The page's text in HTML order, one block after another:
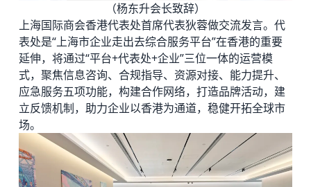
（杨东升会长致辞）
上海国际商会香港代表处首席代表狄蓉做交流发言。代
表处是“上海市企业走出去综合服务平台”在香港的重要
延伸，将通过“平台+代表处+企业”三位一体的运营模
式，聚焦信息咨询、合规指导、资源对接、能力提升、
应急服务五项功能，构建合作网络，打造品牌活动，建
立反馈机制，助力企业以香港为通道，稳健开拓全球市
场。